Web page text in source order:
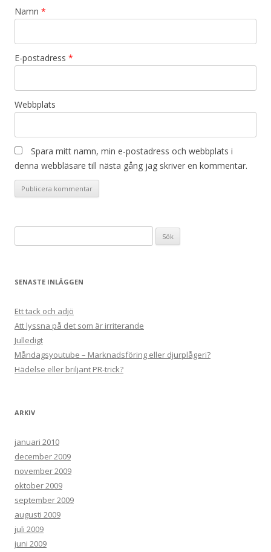
Namn *
E-postadress *
Webbplats
Spara mitt namn, min e-postadress och webbplats i
denna webbläsare till nästa gång jag skriver en kommentar.
efter:
SENASTE INLÄGGEN
Ett tack och adjö
Att lyssna på det som är irriterande
Julledigt
Måndagsyoutube – Marknadsföring eller djurplågeri?
Hädelse eller briljant PR-trick?
ARKIV
januari 2010
december 2009
november 2009
oktober 2009
september 2009
augusti 2009
juli 2009
juni 2009